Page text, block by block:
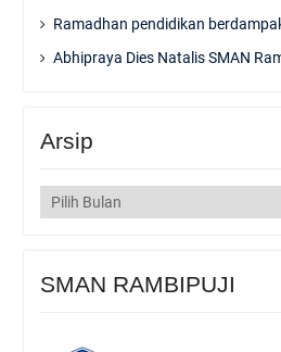
Ramadhan pendidikan
Abhipraya Dies Natalis SMAN
Arsip
Arsip
SMAN RAMBIPUJI